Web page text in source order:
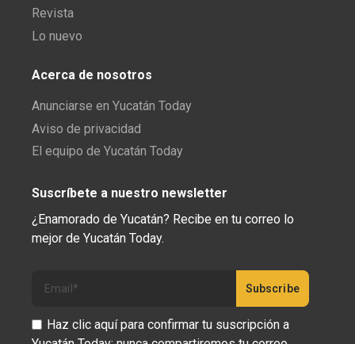
Revista
Lo nuevo
Acerca de nosotros
Anunciarse en Yucatán Today
Aviso de privacidad
El equipo de Yucatán Today
Suscríbete a nuestro newsletter
¿Enamorado de Yucatán? Recibe en tu correo lo
mejor de Yucatán Today.
Haz clic aquí para confirmar tu suscripción a